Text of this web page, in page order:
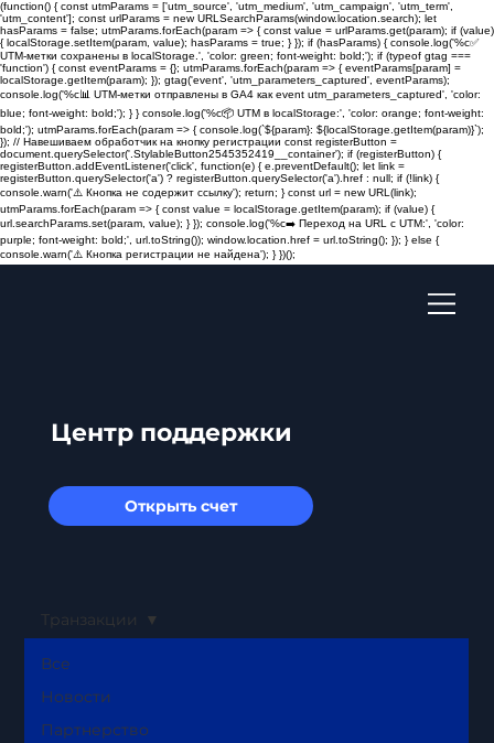
(function() { const utmParams = ['utm_source', 'utm_medium', 'utm_campaign', 'utm_term',
'utm_content']; const urlParams = new URLSearchParams(window.location.search); let
hasParams = false; utmParams.forEach(param => { const value = urlParams.get(param); if (value)
{ localStorage.setItem(param, value); hasParams = true; } }); if (hasParams) { console.log('%c✅
UTM-метки сохранены в localStorage.', 'color: green; font-weight: bold;'); if (typeof gtag ===
'function') { const eventParams = {}; utmParams.forEach(param => { eventParams[param] =
localStorage.getItem(param); }); gtag('event', 'utm_parameters_captured', eventParams);
console.log('%c📊 UTM-метки отправлены в GA4 как event utm_parameters_captured', 'color:
blue; font-weight: bold;'); } } console.log('%c📦 UTM в localStorage:', 'color: orange; font-weight:
bold;'); utmParams.forEach(param => { console.log(`${param}: ${localStorage.getItem(param)}`);
}); // Навешиваем обработчик на кнопку регистрации const registerButton =
document.querySelector('.StylableButton2545352419__container'); if (registerButton) {
registerButton.addEventListener('click', function(e) { e.preventDefault(); let link =
registerButton.querySelector('a') ? registerButton.querySelector('a').href : null; if (!link) {
console.warn('⚠️ Кнопка не содержит ссылку'); return; } const url = new URL(link);
utmParams.forEach(param => { const value = localStorage.getItem(param); if (value) {
url.searchParams.set(param, value); } }); console.log('%c➡️ Переход на URL с UTM:', 'color:
purple; font-weight: bold;', url.toString()); window.location.href = url.toString(); }); } else {
console.warn('⚠️ Кнопка регистрации не найдена'); } })();
Центр поддержки
Открыть счет
Все
Новости
Партнерство
Транзакции